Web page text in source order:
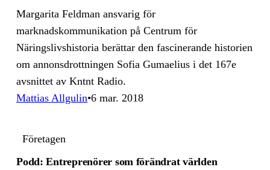
Margarita Feldman ansvarig för
marknadskommunikation på Centrum för
Näringslivshistoria berättar den fascinerande historien
om annonsdrottningen Sofia Gumaelius i det 167e
avsnittet av Kntnt Radio.
Mattias Allgulin 6 mar. 2018
Företagen
Podd: Entreprenörer som förändrat världen